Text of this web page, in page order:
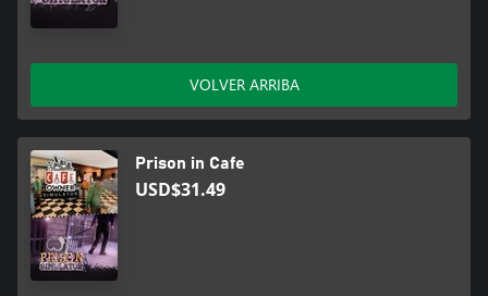
VOLVER ARRIBA
Prison in Cafe
USD$31.49